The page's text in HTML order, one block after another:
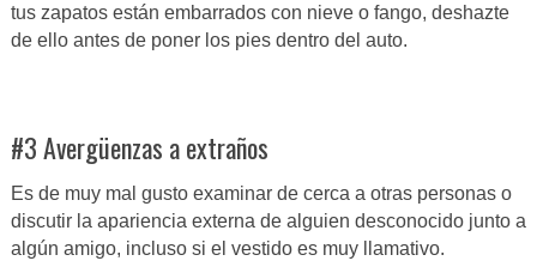
tus zapatos están embarrados con nieve o fango, deshazte
de ello antes de poner los pies dentro del auto.
#3 Avergüenzas a extraños
Es de muy mal gusto examinar de cerca a otras personas o
discutir la apariencia externa de alguien desconocido junto a
algún amigo, incluso si el vestido es muy llamativo.